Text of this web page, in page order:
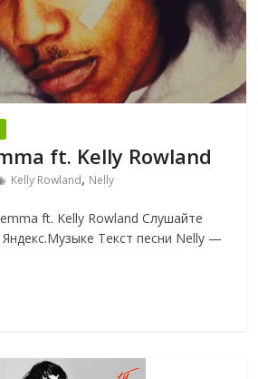
ft. Kelly Rowland
Kelly Rowland, Nelly
ft. Kelly Rowland Слушайте
Текст песни Nelly —